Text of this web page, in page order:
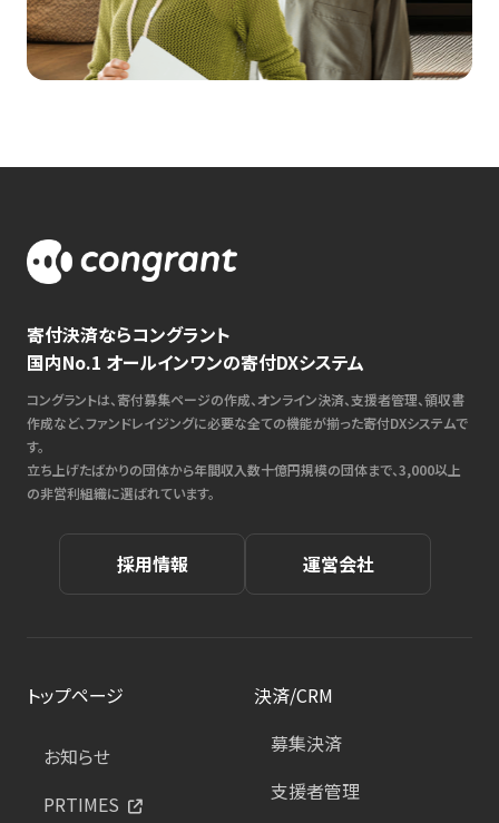
寄付決済ならコングラント
国内No.1 オールインワンの寄付DXシステム
コングラントは、寄付募集ページの作成、オンライン決済、支援者管理、領収書
作成など、ファンドレイジングに必要な全ての機能が揃った寄付DXシステムで
す。
立ち上げたばかりの団体から年間収入数十億円規模の団体まで、3,000以上
の非営利組織に選ばれています。
採用情報 運営会社
トップページ
お知らせ
PRTIMES
決済/CRM
募集決済
支援者管理